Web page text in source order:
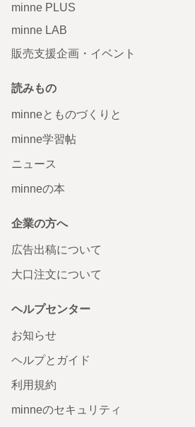
minne PLUS
minne LAB
販売支援企画・イベント
読みもの
minneとものづくりと
minne学習帖
ニュース
minneの本
企業の方へ
広告出稿について
大口注文について
ヘルプセンター
お知らせ
ヘルプとガイド
利用規約
minneのセキュリティ